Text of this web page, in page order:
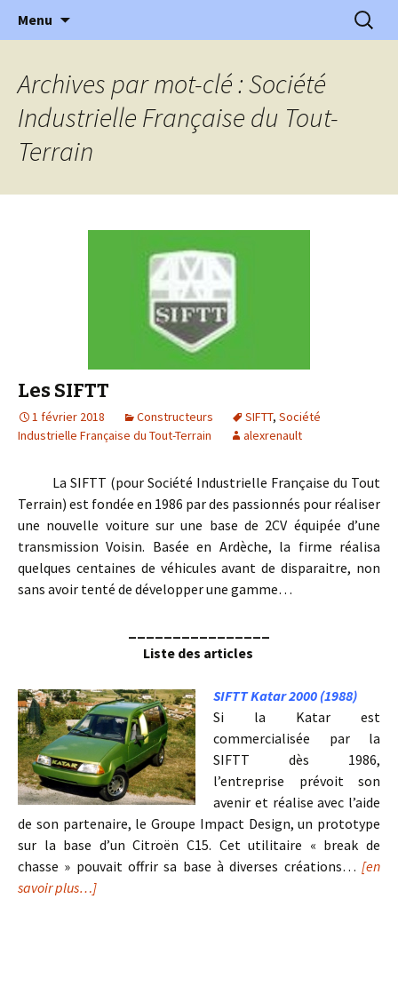
l'Automobile Ancienne
l'automobile ancienne : articles, historiques
…
Menu
Archives par mot-clé : Société
Industrielle Française du Tout-
Terrain
Les SIFTT
1 février 2018 Constructeurs SIFTT, Société
Industrielle Française du Tout-Terrain
alexrenault
La SIFTT (pour Société Industrielle Française du Tout
Terrain) est fondée en 1986 par des passionnés pour réaliser
une nouvelle voiture sur une base de 2CV équipée d’une
transmission Voisin. Basée en Ardèche, la firme réalisa
quelques centaines de véhicules avant de disparaitre, non
sans avoir tenté de développer une gamme…
Liste des articles
SIFTT Katar 2000 (1988)
Si la Katar est
commercialisée par la
SIFTT dès 1986,
l’entreprise prévoit son
avenir et réalise avec l’aide
de son partenaire, le Groupe Impact Design, un prototype
sur la base d’un Citroën C15. Cet utilitaire « break de
chasse » pouvait offrir sa base à diverses créations… [en
savoir plus…]